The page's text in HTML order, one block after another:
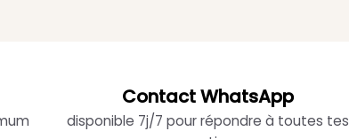
Contact WhatsApp
disponible 7j/7 pour répondre à toutes tes